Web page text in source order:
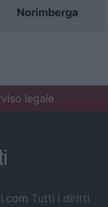
Norimberga
legale
Tutti i diritti